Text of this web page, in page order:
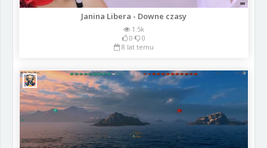
Janina Libera - Downe czasy
1.5k
0
0
8 lat temu